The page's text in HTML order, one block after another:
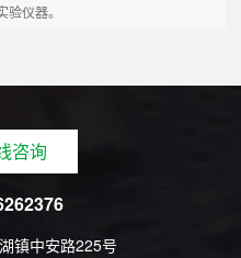
验仪器。
咨询
镇中安路225号